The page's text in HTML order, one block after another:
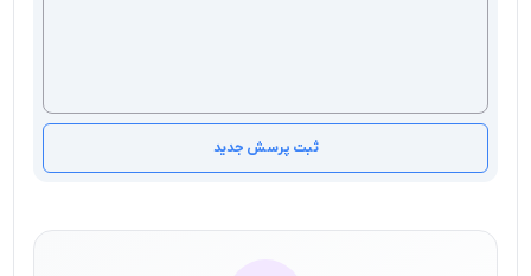
ثبت پرسش جدید